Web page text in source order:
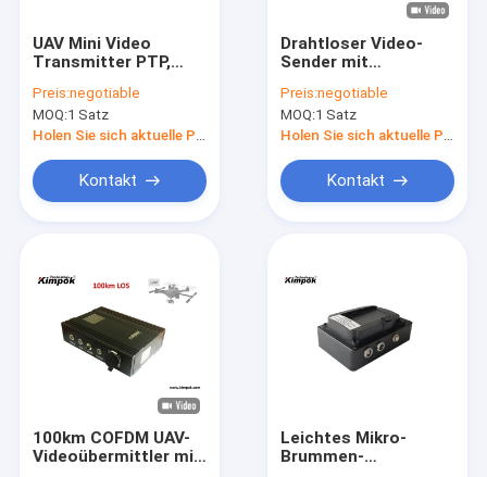
UAV Mini Video
Transmitter PTP,
Videoabsender 20km
Uplink-
Realzeitleichtgewichtler
Preis:negotiable
MOQ:1 Satz
Kontakt
Drahtloser Video-
Sender mit
für
UAV/Drohne/Roboter
Preis:negotiable
MOQ:1 Satz
Kontakt
100km COFDM UAV-
Videoübermittler mit
Leichtes Mikro-
Brummen-